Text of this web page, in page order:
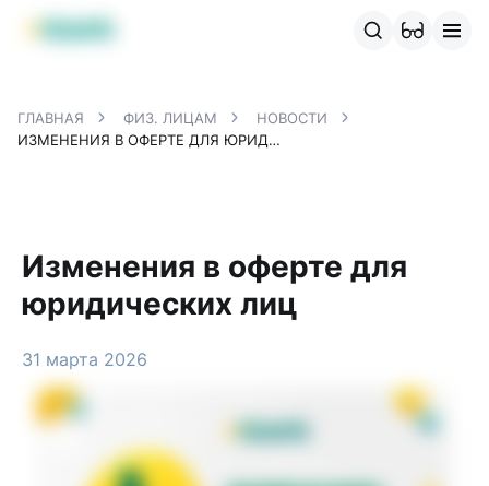
Продукты MBANK
ГЛАВНАЯ ФИЗ. ЛИЦАМ
НОВОСТИ
ИЗМЕНЕНИЯ В ОФЕРТЕ ДЛЯ ЮРИДИЧЕСКИХ ЛИЦ
Изменения в оферте для
юридических лиц
31 марта 2026